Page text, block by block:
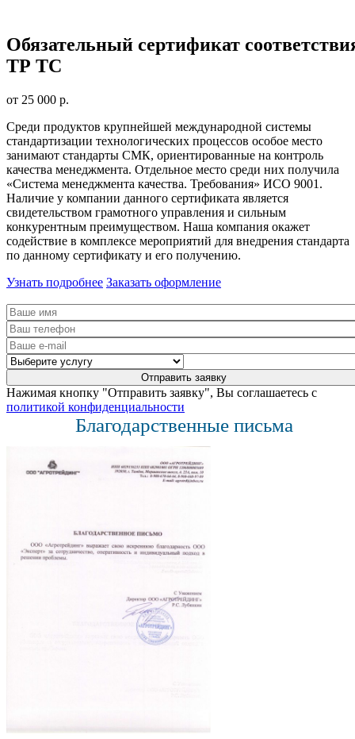
Обязательный сертификат
ТР ТС
от 25 000 р.
Среди продуктов крупнейшей международной системы
стандартизации технологических процессов особое место
занимают стандарты СМК, ориентированные на контроль
качества менеджмента. Отдельное место среди них получила
«Система менеджмента качества. Требования» ИСО 9001.
Наличие у компании данного сертификата является
свидетельством грамотного управления и сильным
конкурентным преимуществом. Наша компания окажет
содействие в комплексе мероприятий для внедрения стандарта
по данному сертификату и его получению.
Узнать подробнее Заказать оформление
Нажимая кнопку "Отправить заявку", Вы соглашаетесь с
политикой конфиденциальности
Благодарственные письма